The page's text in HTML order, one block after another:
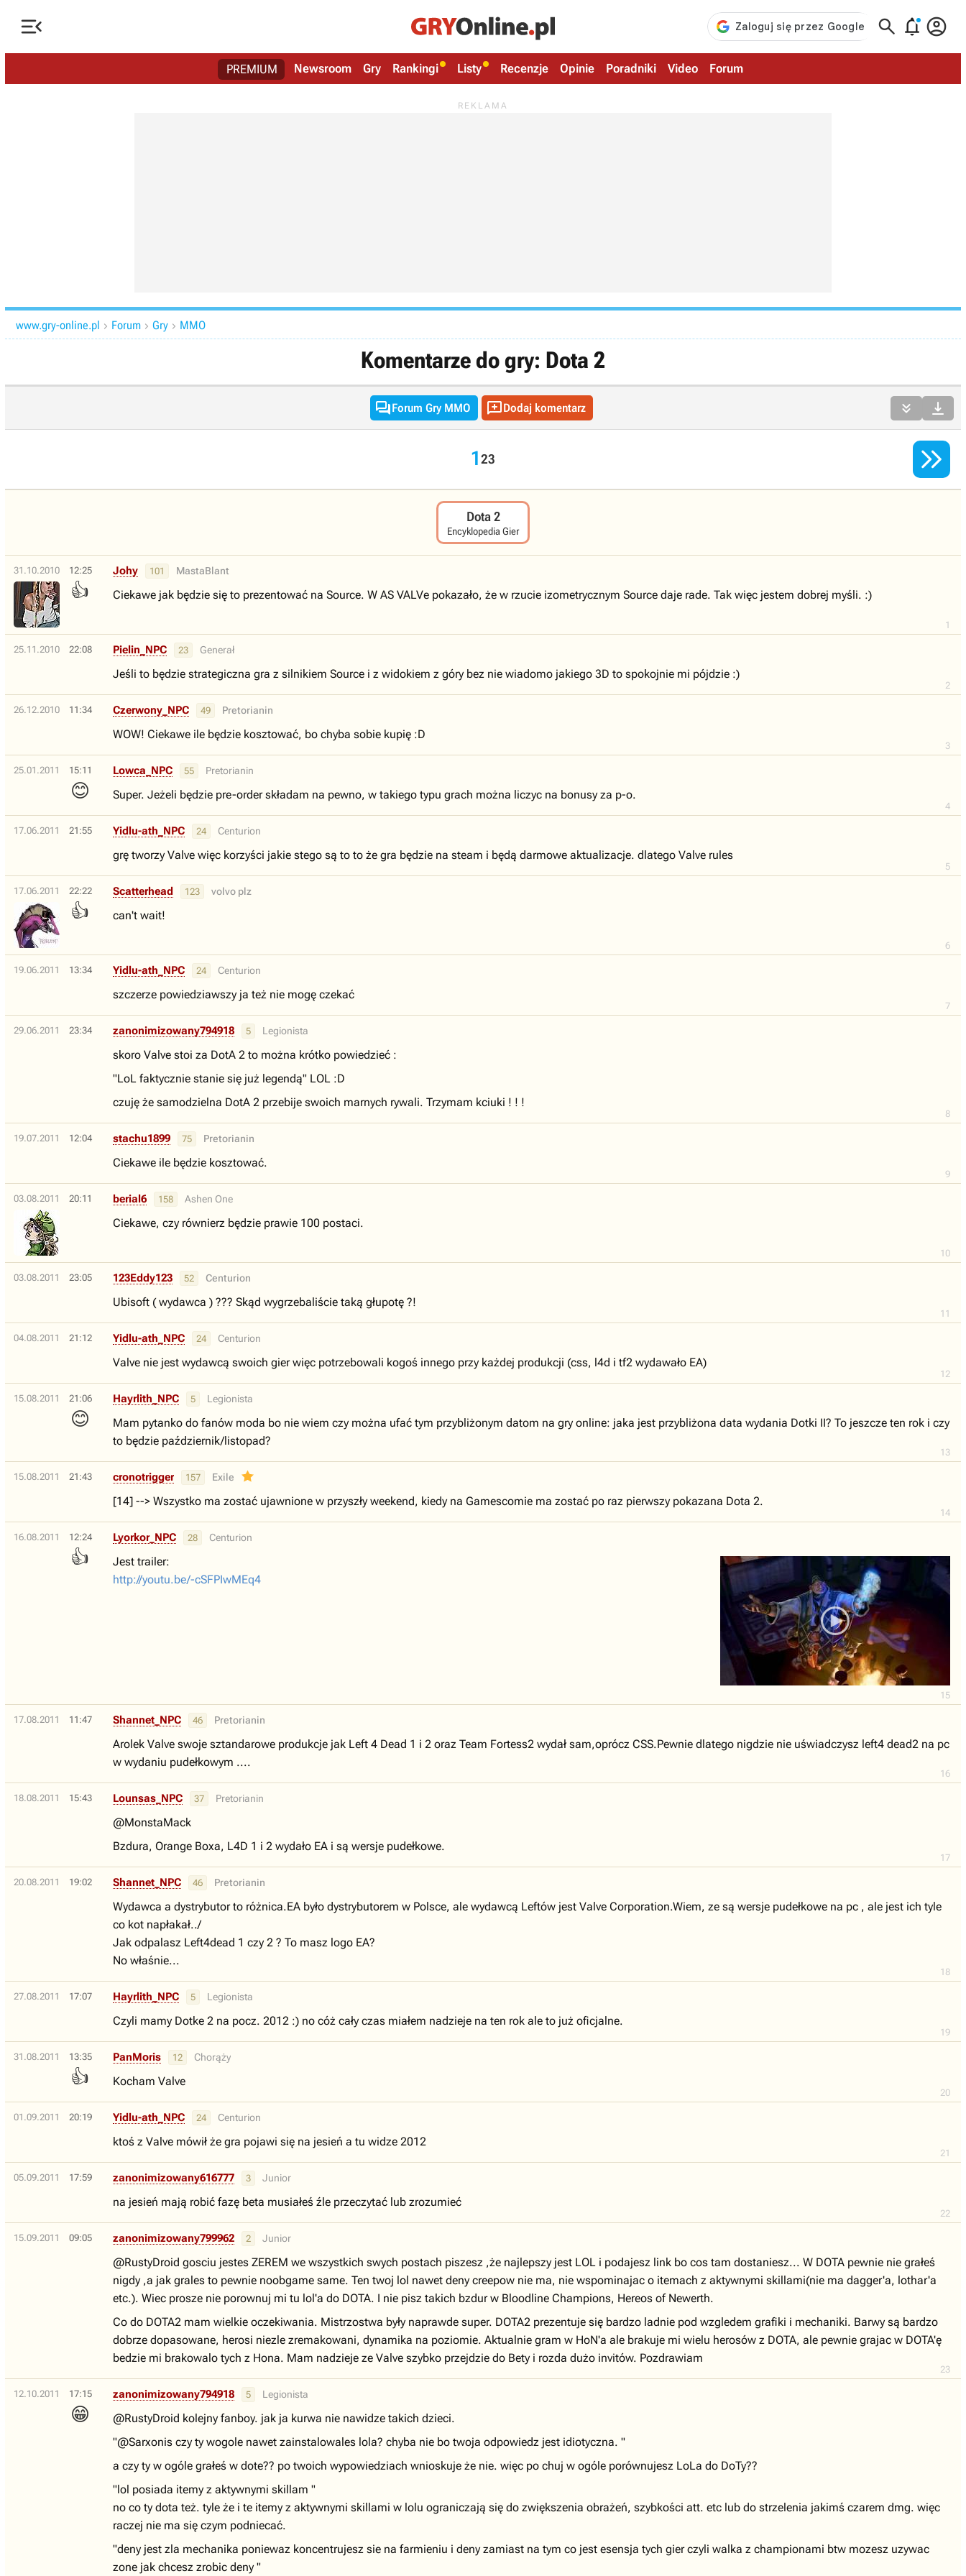
   
PREMIUM Newsroom Gry Rankingi Listy Recenzje Opinie Poradniki Video Forum
www.gry-online.pl  Forum  Gry  MMO
Komentarze do gry: Dota 2
Forum Gry MMO Dodaj komentarz  
123 
Dota 2
Encyklopedia Gier
31.10.2010 12:25
👍
1
Johy 101 MastaBlant
Ciekawe jak będzie się to prezentować na Source. W AS VALVe pokazało, że w rzucie izometrycznym Source daje rade. Tak więc jestem dobrej myśli. :)
25.11.2010 22:08
2
Pielin_NPC 23 Generał
Jeśli to będzie strategiczna gra z silnikiem Source i z widokiem z góry bez nie wiadomo jakiego 3D to spokojnie mi pójdzie :)
26.12.2010 11:34
3
Czerwony_NPC 49 Pretorianin
WOW! Ciekawe ile będzie kosztować, bo chyba sobie kupię :D
25.01.2011 15:11
😊
4
Lowca_NPC 55 Pretorianin
Super. Jeżeli będzie pre-order składam na pewno, w takiego typu grach można liczyc na bonusy za p-o.
17.06.2011 21:55
5
Yidlu-ath_NPC 24 Centurion
grę tworzy Valve więc korzyści jakie stego są to to że gra będzie na steam i będą darmowe aktualizacje. dlatego Valve rules
17.06.2011 22:22
👍
6
Scatterhead 123 volvo plz
can't wait!
19.06.2011 13:34
7
Yidlu-ath_NPC 24 Centurion
szczerze powiedziawszy ja też nie mogę czekać
29.06.2011 23:34
8
zanonimizowany794918 5 Legionista
skoro Valve stoi za DotA 2 to można krótko powiedzieć :
"LoL faktycznie stanie się już legendą" LOL :D
czuję że samodzielna DotA 2 przebije swoich marnych rywali. Trzymam kciuki ! ! !
19.07.2011 12:04
9
stachu1899 75 Pretorianin
Ciekawe ile będzie kosztować.
03.08.2011 20:11
10
berial6 158 Ashen One
Ciekawe, czy równierz będzie prawie 100 postaci.
03.08.2011 23:05
11
123Eddy123 52 Centurion
Ubisoft ( wydawca ) ??? Skąd wygrzebaliście taką głupotę ?!
04.08.2011 21:12
12
Yidlu-ath_NPC 24 Centurion
Valve nie jest wydawcą swoich gier więc potrzebowali kogoś innego przy każdej produkcji (css, l4d i tf2 wydawało EA)
15.08.2011 21:06
😊
13
Hayrlith_NPC 5 Legionista
Mam pytanko do fanów moda bo nie wiem czy można ufać tym przybliżonym datom na gry online: jaka jest przybliżona data wydania Dotki II? To jeszcze ten rok i czy
to będzie październik/listopad?
15.08.2011 21:43
14
cronotrigger 157 Exile
[14] --> Wszystko ma zostać ujawnione w przyszły weekend, kiedy na Gamescomie ma zostać po raz pierwszy pokazana Dota 2.
16.08.2011 12:24
👍
15
Lyorkor_NPC 28 Centurion
Jest trailer:
http://youtu.be/-cSFPIwMEq4
17.08.2011 11:47
16
Shannet_NPC 46 Pretorianin
Arolek Valve swoje sztandarowe produkcje jak Left 4 Dead 1 i 2 oraz Team Fortess2 wydał sam,oprócz CSS.Pewnie dlatego nigdzie nie uświadczysz left4 dead2 na pc
w wydaniu pudełkowym ....
18.08.2011 15:43
17
Lounsas_NPC 37 Pretorianin
@MonstaMack
Bzdura, Orange Boxa, L4D 1 i 2 wydało EA i są wersje pudełkowe.
20.08.2011 19:02
18
Shannet_NPC 46 Pretorianin
Wydawca a dystrybutor to różnica.EA było dystrybutorem w Polsce, ale wydawcą Leftów jest Valve Corporation.Wiem, ze są wersje pudełkowe na pc , ale jest ich tyle
co kot napłakał../
Jak odpalasz Left4dead 1 czy 2 ? To masz logo EA?
No właśnie...
27.08.2011 17:07
19
Hayrlith_NPC 5 Legionista
Czyli mamy Dotke 2 na pocz. 2012 :) no cóż cały czas miałem nadzieje na ten rok ale to już oficjalne.
31.08.2011 13:35
👍
20
PanMoris 12 Chorąży
Kocham Valve
01.09.2011 20:19
21
Yidlu-ath_NPC 24 Centurion
ktoś z Valve mówił że gra pojawi się na jesień a tu widze 2012
05.09.2011 17:59
22
zanonimizowany616777 3 Junior
na jesień mają robić fazę beta musiałeś źle przeczytać lub zrozumieć
15.09.2011 09:05
23
zanonimizowany799962 2 Junior
@RustyDroid gosciu jestes ZEREM we wszystkich swych postach piszesz ,że najlepszy jest LOL i podajesz link bo cos tam dostaniesz... W DOTA pewnie nie grałeś
nigdy ,a jak grales to pewnie noobgame same. Ten twoj lol nawet deny creepow nie ma, nie wspominajac o itemach z aktywnymi skillami(nie ma dagger'a, lothar'a
etc.). Wiec prosze nie porownuj mi tu lol'a do DOTA. I nie pisz takich bzdur w Bloodline Champions, Hereos of Newerth.
Co do DOTA2 mam wielkie oczekiwania. Mistrzostwa były naprawde super. DOTA2 prezentuje się bardzo ladnie pod wzgledem grafiki i mechaniki. Barwy są bardzo
dobrze dopasowane, herosi niezle zremakowani, dynamika na poziomie. Aktualnie gram w HoN'a ale brakuje mi wielu herosów z DOTA, ale pewnie grajac w DOTA'ę
bedzie mi brakowalo tych z Hona. Mam nadzieje ze Valve szybko przejdzie do Bety i rozda dużo invitów. Pozdrawiam
12.10.2011 17:15
😁
zanonimizowany794918 5 Legionista
@RustyDroid kolejny fanboy. jak ja kurwa nie nawidze takich dzieci.
"@Sarxonis czy ty wogole nawet zainstalowales lola? chyba nie bo twoja odpowiedz jest idiotyczna. "
a czy ty w ogóle grałeś w dote?? po twoich wypowiedziach wnioskuje że nie. więc po chuj w ogóle porównujesz LoLa do DoTy??
"lol posiada itemy z aktywnymi skillam "
no co ty dota też. tyle że i te itemy z aktywnymi skillami w lolu ograniczają się do zwiększenia obrażeń, szybkości att. etc lub do strzelenia jakimś czarem dmg. więc
raczej nie ma się czym podniecać.
"deny jest zla mechanika poniewaz koncentrujesz sie na farmieniu i deny zamiast na tym co jest esensja tych gier czyli walka z championami btw mozesz uzywac
zone jak chcesz zrobic deny "